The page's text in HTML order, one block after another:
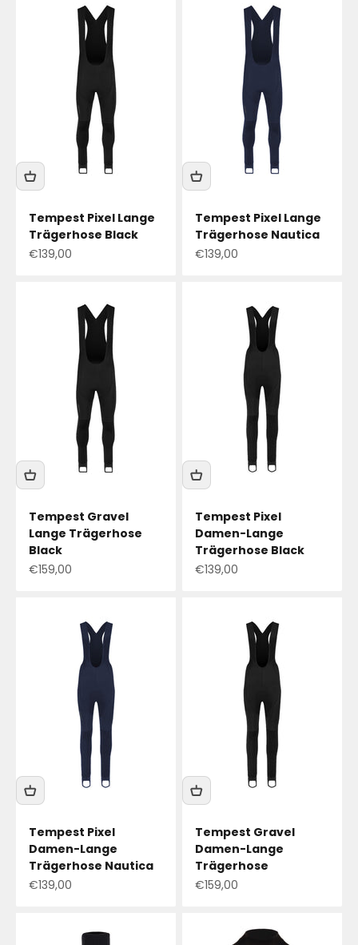
Tempest Pixel Lange
Trägerhose Black
Angebotspreis
€139,00
Tempest Pixel Lange
Trägerhose Nautica
Angebotspreis
€139,00
Tempest Gravel
Lange Trägerhose
Black
Angebotspreis
€159,00
Tempest Pixel
Damen-Lange
Trägerhose Black
Angebotspreis
€139,00
Tempest Pixel
Damen-Lange
Trägerhose Nautica
Angebotspreis
€139,00
Tempest Gravel
Damen-Lange
Trägerhose
Angebotspreis
€159,00